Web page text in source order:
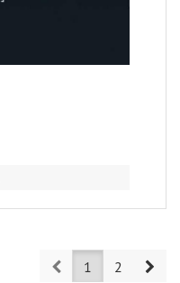
Prev1 2